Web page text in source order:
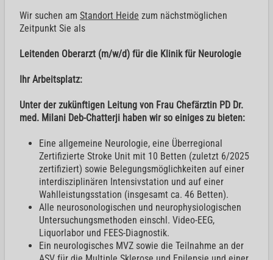
Wir suchen am Standort Heide zum nächstmöglichen
Zeitpunkt Sie als
Leitenden Oberarzt (m/w/d) für die Klinik für Neurologie
Ihr Arbeitsplatz:
Unter der zukünftigen Leitung von Frau Chefärztin PD Dr.
med. Milani Deb-Chatterji haben wir so einiges zu bieten:
Eine allgemeine Neurologie, eine Überregional
Zertifizierte Stroke Unit mit 10 Betten (zuletzt 6/2025
zertifiziert) sowie Belegungsmöglichkeiten auf einer
interdisziplinären Intensivstation und auf einer
Wahlleistungsstation (insgesamt ca. 46 Betten).
Alle neurosonologischen und neurophysiologischen
Untersuchungsmethoden einschl. Video-EEG,
Liquorlabor und FEES-Diagnostik.
Ein neurologisches MVZ sowie die Teilnahme an der